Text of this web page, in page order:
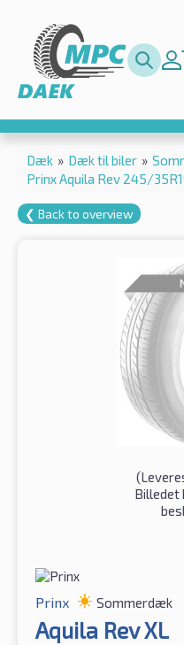
Dæk » Dæk til biler »
Prinx Aquila Rev 245/
❮ Back to overview
(
Billedet
Prinx Sommerdæk
Aquila Rev XL